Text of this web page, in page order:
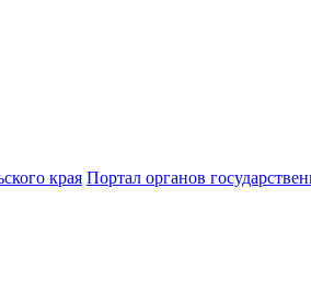
края Портал органов